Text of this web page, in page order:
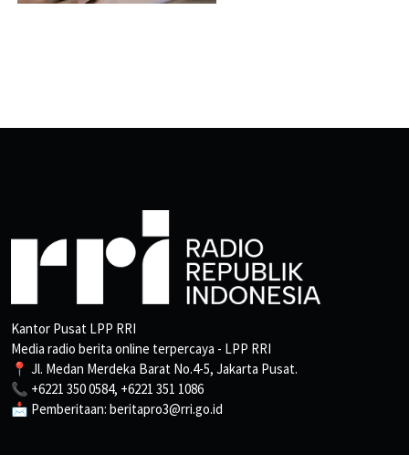
Kantor Pusat LPP RRI
Media radio berita online terpercaya - LPP RRI
📍 Jl. Medan Merdeka Barat No.4-5, Jakarta Pusat.
📞 +6221 350 0584, +6221 351 1086
📩 Pemberitaan: beritapro3@rri.go.id